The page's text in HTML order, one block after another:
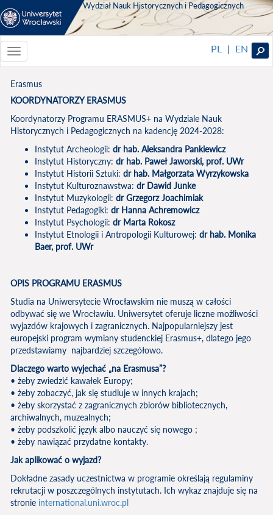
Wydział Nauk Historycznych i Pedagogicznych
Toggle
navigationToggle
PL | EN
Erasmus
KOORDYNATORZY ERASMUS
Koordynatorzy Programu ERASMUS+ na Wydziale Nauk
Historycznych i Pedagogicznych na kadencję 2024-2028:
Instytut Archeologii: dr hab. Aleksandra Pankiewicz
Instytut Historyczny: dr hab. Paweł Jaworski, prof. UWr
Instytut Historii Sztuki: dr hab. Małgorzata Wyrzykowska
Instytut Kulturoznawstwa: dr Dawid Junke
Instytut Muzykologii: dr Grzegorz Joachimiak
Instytut Pedagogiki: dr Hanna Achremowicz
Instytut Psychologii: dr Marta Rokosz
Instytut Etnologii i Antropologii Kulturowej: dr hab. Monika
Baer, prof. UWr
OPIS PROGRAMU ERASMUS
Studia na Uniwersytecie Wrocławskim nie muszą w całości
odbywać się we Wrocławiu. Uniwersytet oferuje liczne możliwości
wyjazdów krajowych i zagranicznych. Najpopularniejszy jest
europejski program wymiany studenckiej Erasmus+, dlatego jego
przedstawiamy najbardziej szczegółowo.
Dlaczego warto wyjechać „na Erasmusa”?
• żeby zwiedzić kawałek Europy;
• żeby zobaczyć, jak się studiuje w innych krajach;
• żeby skorzystać z zagranicznych zbiorów bibliotecznych,
archiwalnych, muzealnych;
• żeby podszkolić język albo nauczyć się nowego ;
• żeby nawiązać przydatne kontakty.
Jak aplikować o wyjazd?
Dokładne zasady uczestnictwa w programie określają regulaminy
rekrutacji w poszczególnych instytutach. Ich wykaz znajduje się na
stronie international.uni.wroc.pl